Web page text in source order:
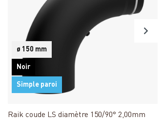
ø 150 mm
Noir
Simple paroi
Raik coude LS diamètre 150/90° 2,00mm